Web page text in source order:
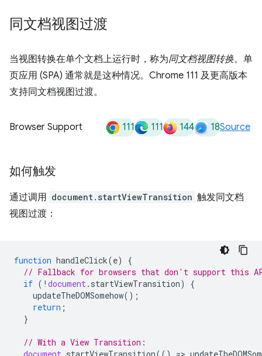
同文档视图过渡
当视图转换在单个文档上运行时，称为同文档视图转换。单
页应用 (SPA) 通常就是这种情况。Chrome 111 及更高版本
支持同文档视图过渡。
Browser Support 111 111 144 18Source
如何触发
通过调用 document.startViewTransition 触发同文档
视图过渡：
function handleClick(e)
{
// Fallback for browsers that don't support this
if ( ! document. startViewTransition)
{
updateTheDOMSomehow();
return ;
}
// With a View Transition: